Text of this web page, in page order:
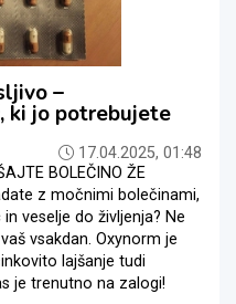
–
ki jo potrebujete
17.04.2025, 01:48
BOLEČINO ŽE
z močnimi bolečinami,
veselje do življenja? Ne
vsakdan. Oxynorm je
lajšanje tudi
je trenutno na zalogi!